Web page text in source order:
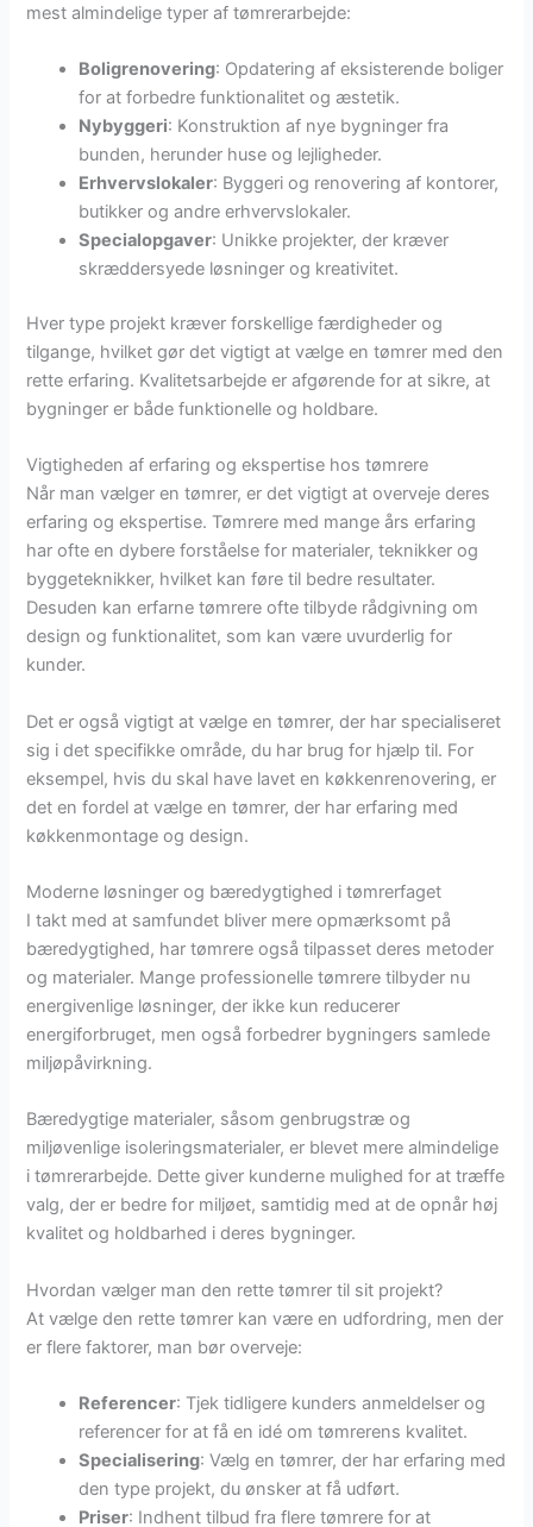
mest almindelige typer af tømrerarbejde:
Boligrenovering: Opdatering af eksisterende boliger
for at forbedre funktionalitet og æstetik.
Nybyggeri: Konstruktion af nye bygninger fra
bunden, herunder huse og lejligheder.
Erhvervslokaler: Byggeri og renovering af kontorer,
butikker og andre erhvervslokaler.
Specialopgaver: Unikke projekter, der kræver
skræddersyede løsninger og kreativitet.
Hver type projekt kræver forskellige færdigheder og
tilgange, hvilket gør det vigtigt at vælge en tømrer med den
rette erfaring. Kvalitetsarbejde er afgørende for at sikre, at
bygninger er både funktionelle og holdbare.
Vigtigheden af erfaring og ekspertise hos tømrere
Når man vælger en tømrer, er det vigtigt at overveje deres
erfaring og ekspertise. Tømrere med mange års erfaring
har ofte en dybere forståelse for materialer, teknikker og
byggeteknikker, hvilket kan føre til bedre resultater.
Desuden kan erfarne tømrere ofte tilbyde rådgivning om
design og funktionalitet, som kan være uvurderlig for
kunder.
Det er også vigtigt at vælge en tømrer, der har specialiseret
sig i det specifikke område, du har brug for hjælp til. For
eksempel, hvis du skal have lavet en køkkenrenovering, er
det en fordel at vælge en tømrer, der har erfaring med
køkkenmontage og design.
Moderne løsninger og bæredygtighed i tømrerfaget
I takt med at samfundet bliver mere opmærksomt på
bæredygtighed, har tømrere også tilpasset deres metoder
og materialer. Mange professionelle tømrere tilbyder nu
energivenlige løsninger, der ikke kun reducerer
energiforbruget, men også forbedrer bygningers samlede
miljøpåvirkning.
Bæredygtige materialer, såsom genbrugstræ og
miljøvenlige isoleringsmaterialer, er blevet mere almindelige
i tømrerarbejde. Dette giver kunderne mulighed for at træffe
valg, der er bedre for miljøet, samtidig med at de opnår høj
kvalitet og holdbarhed i deres bygninger.
Hvordan vælger man den rette tømrer til sit projekt?
At vælge den rette tømrer kan være en udfordring, men der
er flere faktorer, man bør overveje:
Referencer: Tjek tidligere kunders anmeldelser og
referencer for at få en idé om tømrerens kvalitet.
Specialisering: Vælg en tømrer, der har erfaring med
den type projekt, du ønsker at få udført.
Priser: Indhent tilbud fra flere tømrere for at